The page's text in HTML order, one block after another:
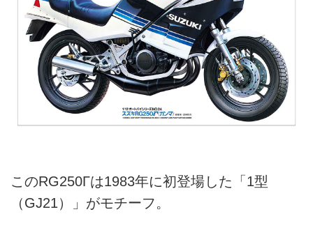
このRG250Γは1983年に初登場した「1型
（GJ21）」がモチーフ。